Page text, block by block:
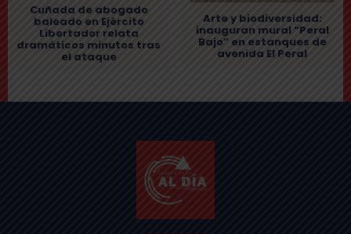
Cuñada de abogado
baleado en Ejército
Libertador relata
dramáticos minutos tras
el ataque
Arte y biodiversidad:
inauguran mural “Peral
Bajo” en estanques de
avenida El Peral